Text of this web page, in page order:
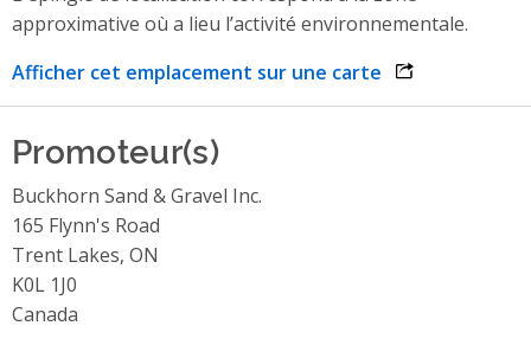
approximative où a lieu l’activité environnementale.
Afficher cet emplacement sur une carte opens link in
Promoteur(s)
Buckhorn Sand & Gravel Inc.
165 Flynn's Road
Trent Lakes, ON
K0L 1J0
Canada